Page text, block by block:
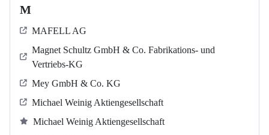
M
MAFELL AG
Magnet Schultz GmbH & Co. Fabrikations- und
Vertriebs-KG
Mey GmbH & Co. KG
Michael Weinig Aktiengesellschaft
Michael Weinig Aktiengesellschaft